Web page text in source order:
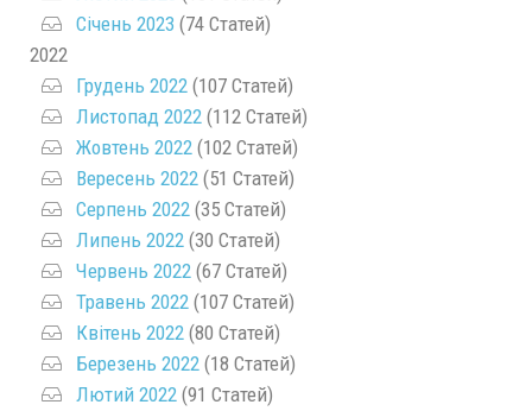
Січень 2023 (74 Статей)
2022
Грудень 2022 (107 Статей)
Листопад 2022 (112 Статей)
Жовтень 2022 (102 Статей)
Вересень 2022 (51 Статей)
Серпень 2022 (35 Статей)
Липень 2022 (30 Статей)
Червень 2022 (67 Статей)
Травень 2022 (107 Статей)
Квітень 2022 (80 Статей)
Березень 2022 (18 Статей)
Лютий 2022 (91 Статей)